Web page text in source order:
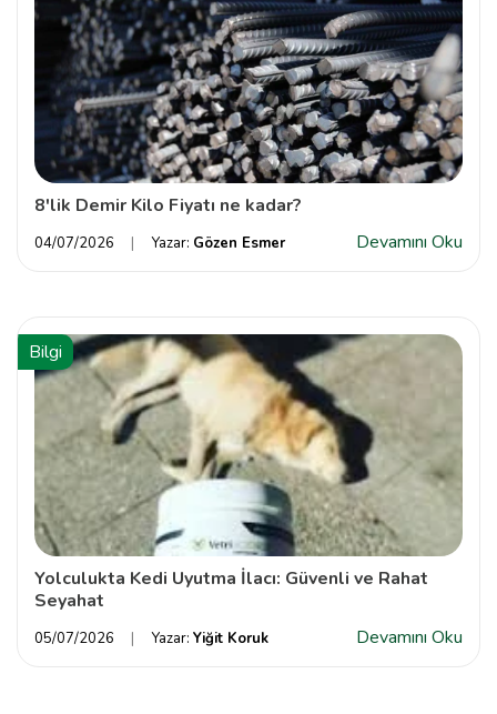
8'lik Demir Kilo Fiyatı ne kadar?
04/07/2026 Yazar: Gözen Esmer Devamını Oku
Bilgi
Yolculukta Kedi Uyutma İlacı: Güvenli ve Rahat
Seyahat
05/07/2026 Yazar: Yiğit Koruk Devamını Oku